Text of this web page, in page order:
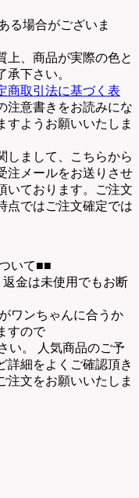
る場合がございま
上、商品が実際の色と
下さい。
商取引法に基づく表
注意書きをお読みにな
すようお願いいたしま
しまして、こちらから
注メールをお送りさせ
いております。ご注文
点ではご注文確定では
いて■■
金は未使用でもお断
ワンちゃんに合うか
すので
い。 人気商品のご予
詳細をよくご確認頂き
注文をお願いいたしま